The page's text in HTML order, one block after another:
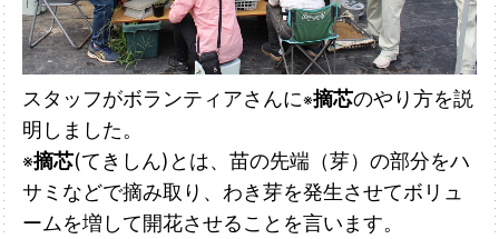
スタッフがボランティアさんに※摘芯のやり方を説
明しました。
※摘芯(てきしん)とは、苗の先端（芽）の部分をハ
サミなどで摘み取り、わき芽を発生させてボリュ
ームを増して開花させることを言います。